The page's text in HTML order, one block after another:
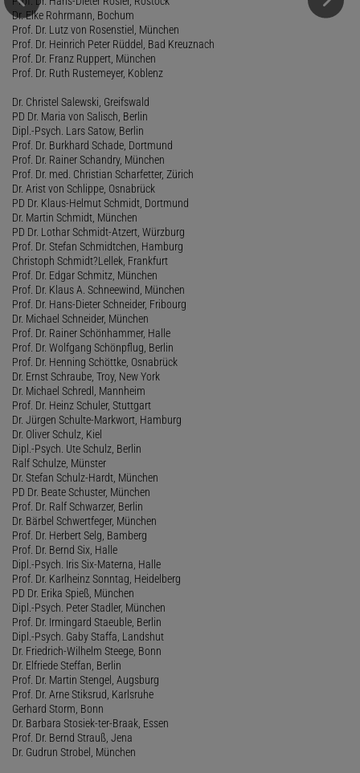
Dr. Elke Rohrmann, Bochum
Prof. Dr. Lutz von Rosenstiel, München
Prof. Dr. Heinrich Peter Rüddel, Bad Kreuznach
Prof. Dr. Franz Ruppert, München
Prof. Dr. Ruth Rustemeyer, Koblenz
Dr. Christel Salewski, Greifswald
PD Dr. Maria von Salisch, Berlin
Dipl.-Psych. Lars Satow, Berlin
Prof. Dr. Burkhard Schade, Dortmund
Prof. Dr. Rainer Schandry, München
Prof. Dr. med. Christian Scharfetter, Zürich
Dr. Arist von Schlippe, Osnabrück
PD Dr. Klaus-Helmut Schmidt, Dortmund
Dr. Martin Schmidt, München
PD Dr. Lothar Schmidt-Atzert, Würzburg
Prof. Dr. Stefan Schmidtchen, Hamburg
Christoph Schmidt?Lellek, Frankfurt
Prof. Dr. Edgar Schmitz, München
Prof. Dr. Klaus A. Schneewind, München
Prof. Dr. Hans-Dieter Schneider, Fribourg
Dr. Michael Schneider, München
Prof. Dr. Rainer Schönhammer, Halle
Prof. Dr. Wolfgang Schönpflug, Berlin
Prof. Dr. Henning Schöttke, Osnabrück
Dr. Ernst Schraube, Troy, New York
Dr. Michael Schredl, Mannheim
Prof. Dr. Heinz Schuler, Stuttgart
Dr. Jürgen Schulte-Markwort, Hamburg
Dr. Oliver Schulz, Kiel
Dipl.-Psych. Ute Schulz, Berlin
Ralf Schulze, Münster
Dr. Stefan Schulz-Hardt, München
PD Dr. Beate Schuster, München
Prof. Dr. Ralf Schwarzer, Berlin
Dr. Bärbel Schwertfeger, München
Prof. Dr. Herbert Selg, Bamberg
Prof. Dr. Bernd Six, Halle
Dipl.-Psych. Iris Six-Materna, Halle
Prof. Dr. Karlheinz Sonntag, Heidelberg
PD Dr. Erika Spieß, München
Dipl.-Psych. Peter Stadler, München
Prof. Dr. Irmingard Staeuble, Berlin
Dipl.-Psych. Gaby Staffa, Landshut
Dr. Friedrich-Wilhelm Steege, Bonn
Dr. Elfriede Steffan, Berlin
Prof. Dr. Martin Stengel, Augsburg
Prof. Dr. Arne Stiksrud, Karlsruhe
Gerhard Storm, Bonn
Dr. Barbara Stosiek-ter-Braak, Essen
Prof. Dr. Bernd Strauß, Jena
Dr. Gudrun Strobel, München